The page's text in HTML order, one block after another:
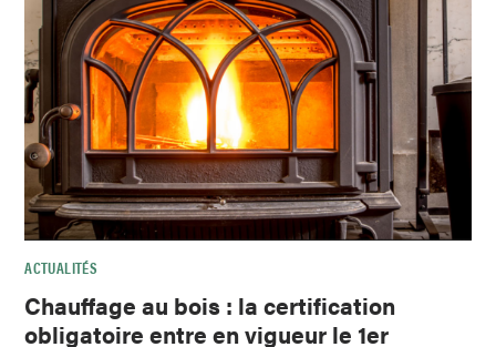
ACTUALITÉS
Chauffage au bois : la certification
obligatoire entre en vigueur le 1er